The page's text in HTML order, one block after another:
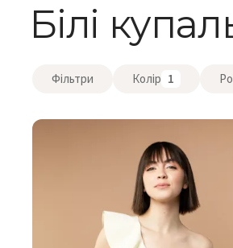
Білі
Фільтри Колір 1